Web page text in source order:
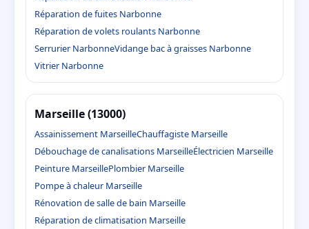
Réparation de fuites Narbonne
Réparation de volets roulants Narbonne
Serrurier NarbonneVidange bac à graisses Narbonne
Vitrier Narbonne
Marseille (13000)
Assainissement MarseilleChauffagiste Marseille
Débouchage de canalisations MarseilleÉlectricien Marseille
Peinture MarseillePlombier Marseille
Pompe à chaleur Marseille
Rénovation de salle de bain Marseille
Réparation de climatisation Marseille